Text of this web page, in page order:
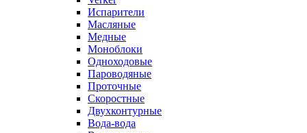
Испарители
Масляные
Медные
Моноблоки
Одноходовые
Пароводяные
Проточные
Скоростные
Двухконтурные
Вода-вода